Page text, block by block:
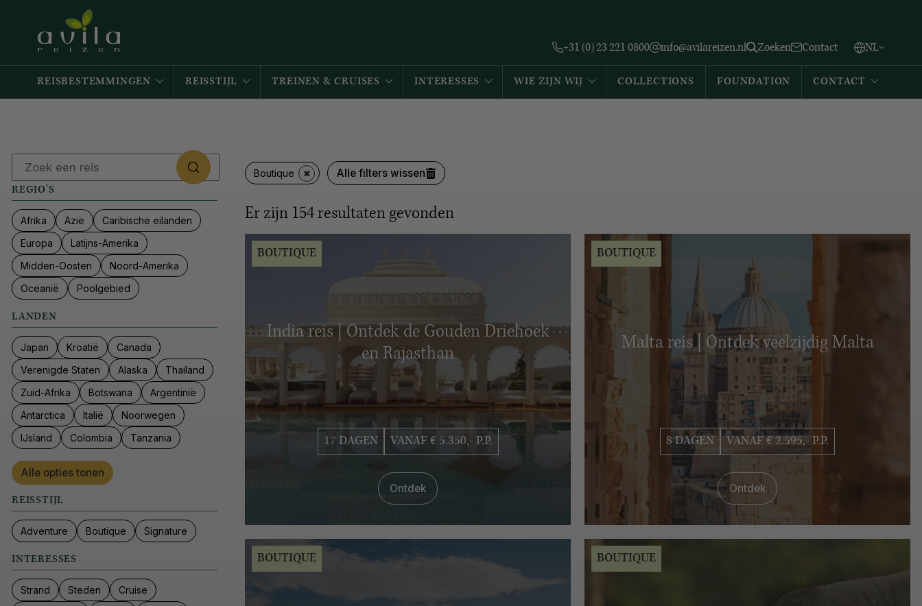
+31 (0) 23 221 0800 info@avilareizen.nl Zoeken Contact NL
Español
REISBESTEMMINGEN REISSTIJL TREINEN & CRUISES INTERESSES WIE ZIJN WIJ COLLECTIONS FOUNDATION CONTACT
REGIO'S
Afrika Azië
Caribische eilanden
Europa
Latijns-Amerika
Midden-Oosten
Noord-Amerika
Oceanië
Poolgebied
LANDEN
Japan Kroatië
Canada
Verenigde Staten
Alaska
Thailand
Zuid-Afrika
Botswana
Argentinië
Antarctica
Italië
Noorwegen
IJsland
Colombia Tanzania
Alle opties tonen
REISSTIJL
Adventure Boutique Signature
INTERESSES
Strand Steden
Cruise
Boutique Alle filters wissen
Er zijn 154resultaten gevonden
India reis | Ontdek de Gouden Driehoek
en Rajasthan
17 DAGEN VANAF € 5.350,- P.P.
Ontdek
BOUTIQUE
Malta reis | Ontdek veelzijdig Malta
8 DAGEN VANAF € 2.595,- P.P.
Ontdek
BOUTIQUE
BOUTIQUE BOUTIQUE